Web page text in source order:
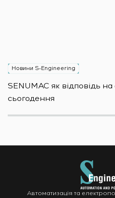
Новини S-Engineering
SENUMAC як відповідь
сьогодення
Автоматизація та